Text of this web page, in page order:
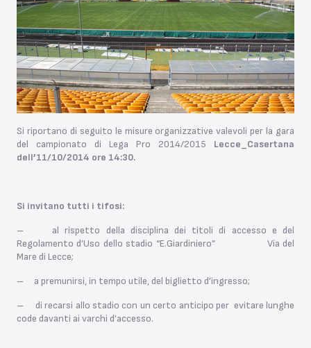
Si riportano di seguito le misure organizzative valevoli per la gara
del campionato di Lega Pro 2014/2015 Lecce_Casertana
dell’11/10/2014 ore 14:30.
Si invitano tutti i tifosi:
– al rispetto della disciplina dei titoli di accesso e del
Regolamento d’Uso dello stadio “E.Giardiniero” Via del
Mare di Lecce;
– a premunirsi, in tempo utile, del biglietto d’ingresso;
– di recarsi allo stadio con un certo anticipo per evitare lunghe
code davanti ai varchi d’accesso.